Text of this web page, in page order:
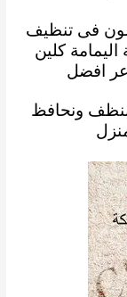
فى تنظيف
كلين
افضل
ونحافظ